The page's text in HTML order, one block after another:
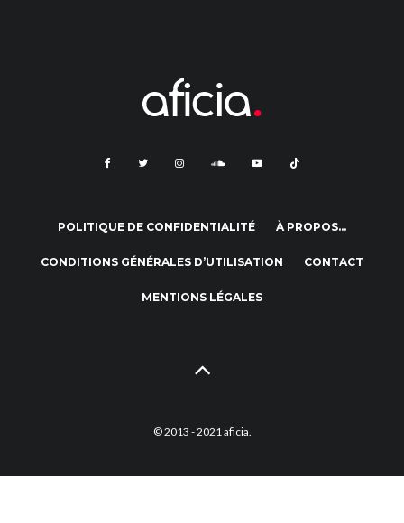
POLITIQUE DE CONFIDENTIALITÉ À PROPOS…
CONDITIONS GÉNÉRALES D’UTILISATION CONTACT
MENTIONS LÉGALES
© 2013 - 2021 aficia.